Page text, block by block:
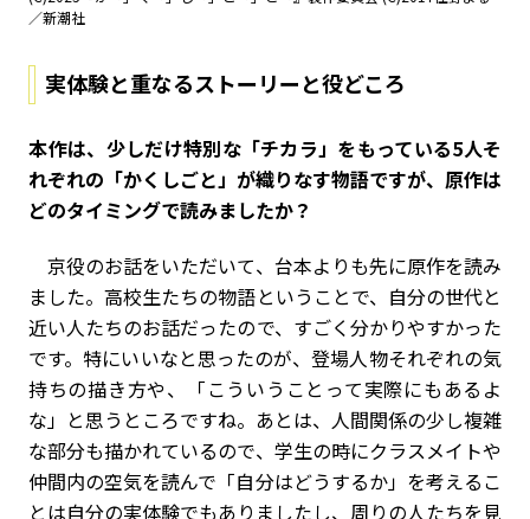
／新潮社
実体験と重なるストーリーと役どころ
――本作は、少しだけ特別な「チカラ」をもっている5人そ
れぞれの「かくしごと」が織りなす物語ですが、原作は
どのタイミングで読みましたか？
京役のお話をいただいて、台本よりも先に原作を読み
ました。高校生たちの物語ということで、自分の世代と
近い人たちのお話だったので、すごく分かりやすかった
です。特にいいなと思ったのが、登場人物それぞれの気
持ちの描き方や、「こういうことって実際にもあるよ
な」と思うところですね。あとは、人間関係の少し複雑
な部分も描かれているので、学生の時にクラスメイトや
仲間内の空気を読んで「自分はどうするか」を考えるこ
とは自分の実体験でもありましたし、周りの人たちを見